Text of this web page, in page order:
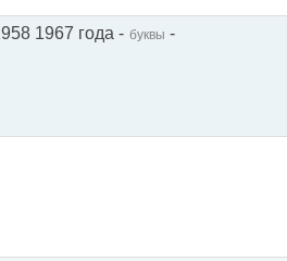
1967 года - буквы -